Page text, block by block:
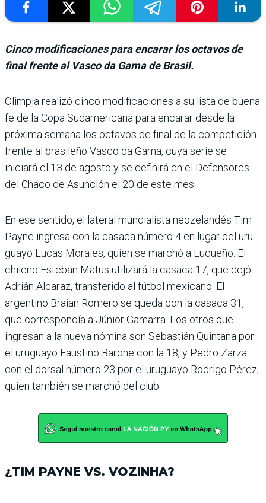
Cinco modificaciones para encarar los octavos de
final frente al Vasco da Gama de Brasil.
Olimpia realizó cinco modificaciones a su lista de buena
fe de la Copa Sudamericana para encarar desde la
próxima semana los octavos de final de la competición
frente al bra­sileño Vasco da Gama, cuya serie se
iniciará el 13 de agosto y se definirá en el Defensores
del Chaco de Asunción el 20 de este mes.
En ese sentido, el lateral mun­dialista neozelandés Tim
Payne ingresa con la casaca número 4 en lugar del uru­
guayo Lucas Morales, quien se marchó a Luqueño. El
chi­leno Esteban Matus utilizará la casaca 17, que dejó
Adrián Alcaraz, transferido al fút­bol mexicano. El
argentino Braian Romero se queda con la casaca 31,
que correspon­día a Júnior Gamarra. Los otros que
ingresan a la nueva nómina son Sebastián Quin­tana por
el uruguayo Faus­tino Barone con la 18, y Pedro Zarza
con el dorsal número 23 por el uruguayo Rodrigo Pérez,
quien también se mar­chó del club.
¿TIM PAYNE VS. VOZINHA?